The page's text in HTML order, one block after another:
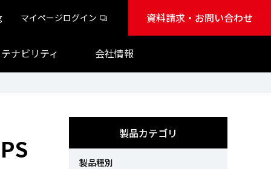
ナビリティ 会社情報
マイページログイン 資料請求・お問い合わせ
製品カテゴリ
製品種別